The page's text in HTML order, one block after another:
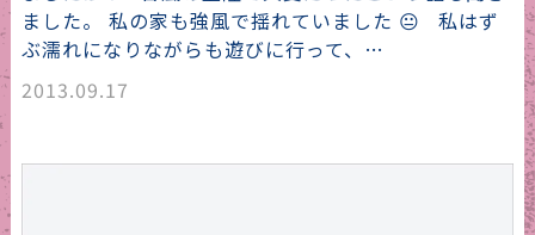
ました。 私の家も強風で揺れていました 😐 私はず
ぶ濡れになりながらも遊びに行って、…
2013.09.17